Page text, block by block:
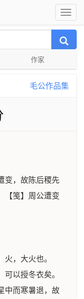
作家
毛公作品集
变，故陈后稷先
【笺】周公遭变
，大火也。
以授冬衣矣。
中而寒暑退，故